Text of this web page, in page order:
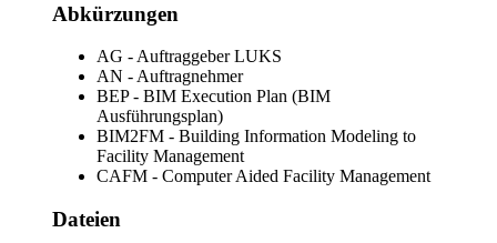
Abkürzungen
AG - Auftraggeber LUKS
AN - Auftragnehmer
BEP - BIM Execution Plan (BIM
Ausführungsplan)
BIM2FM - Building Information Modeling to
Facility Management
CAFM - Computer Aided Facility Management
Dateien